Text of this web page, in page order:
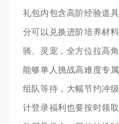
礼包内包含高阶经验道
分可以兑换进阶培养材
骑、灵宠，全方位拉高
能够单人挑战高难度专
组队等待，大幅节约冲
计登录福利也要按时领